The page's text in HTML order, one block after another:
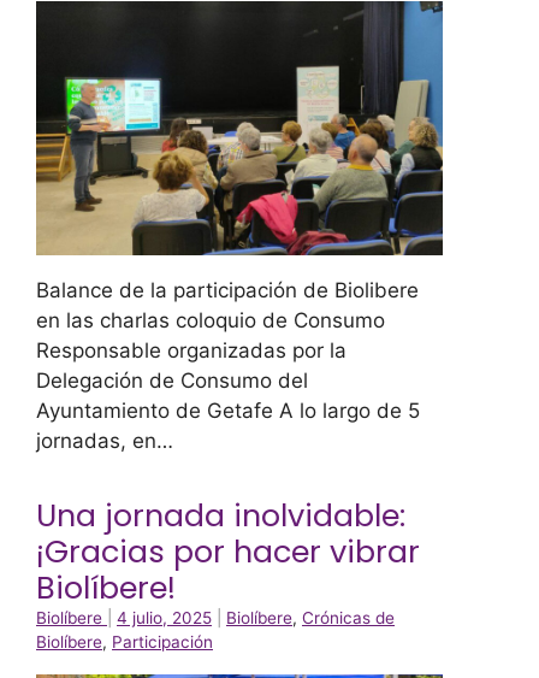
Balance de la participación de Biolibere
en las charlas coloquio de Consumo
Responsable organizadas por la
Delegación de Consumo del
Ayuntamiento de Getafe A lo largo de 5
jornadas, en…
Una jornada inolvidable:
¡Gracias por hacer vibrar
Biolíbere!
Biolíbere 4 julio, 2025 Biolíbere, Crónicas de
Biolíbere, Participación